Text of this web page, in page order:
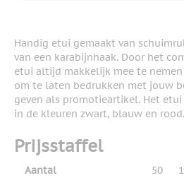
Handig etui gemaakt van
van een karabijnhaak. Door het
etui altijd makkelijk mee te
om te laten bedrukken met jouw
geven als promotieartikel. Het
in de kleuren zwart, blauw en rood.
Prijsstaffel
Aantal 50